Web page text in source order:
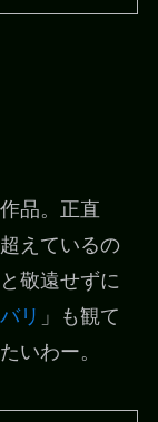
品。正直
えているの
敬遠せずに
リ 」も観て
いわー。